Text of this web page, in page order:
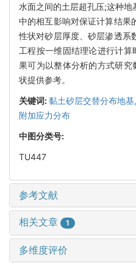
水面之间的土层超孔压;这种
中的相互影响对保证计算结果
性状对砂层厚度、砂层渗透系
工程按一维固结理论进行计
果可为以整体分析的方式研
状提供参考。
关键词:黏土砂层交替分布地基,
附加应力分布
中图分类号:
TU447
参考文献
相关文章 1
多维度评价